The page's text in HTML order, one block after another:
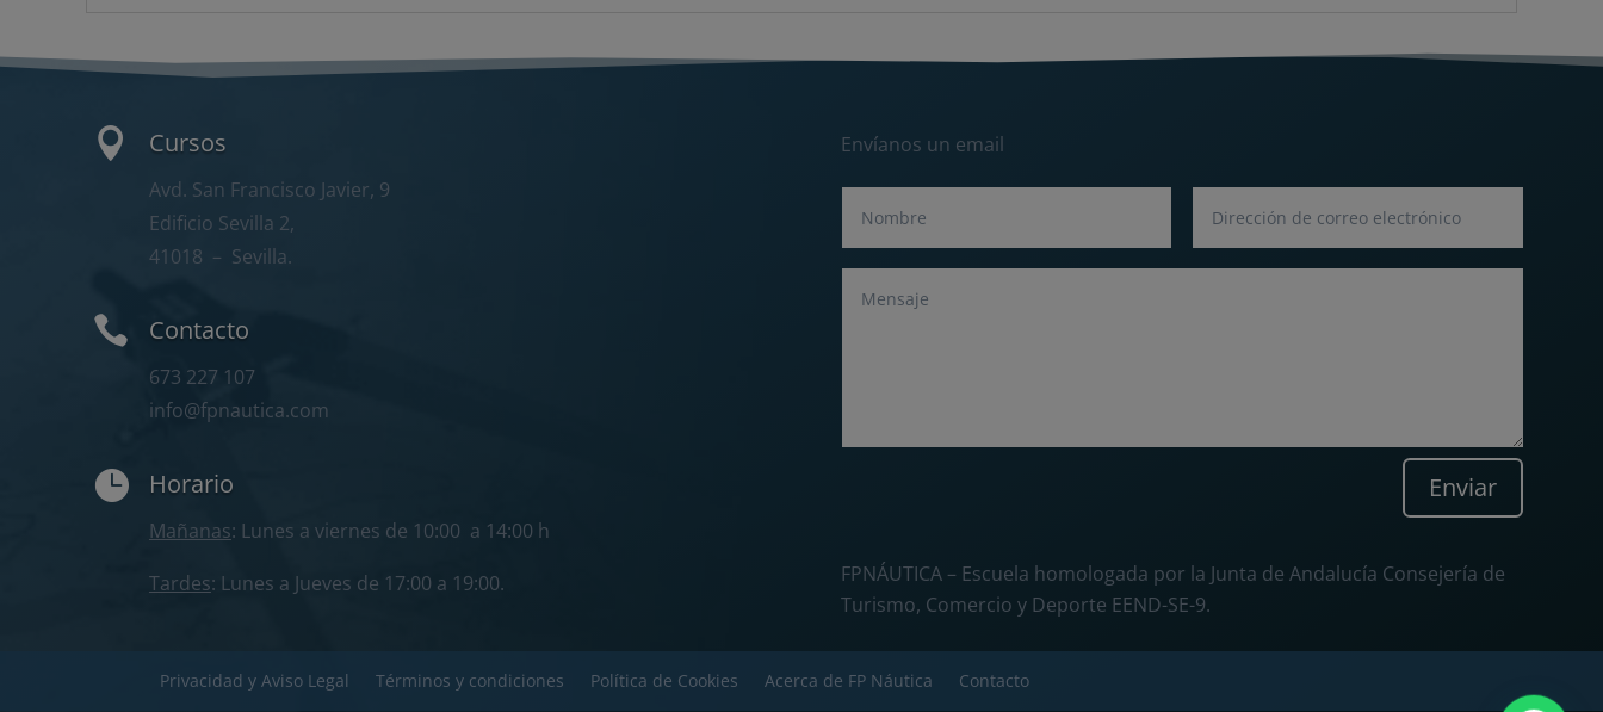
 Cursos
Avd. San Francisco Javier, 9
Edificio Sevilla 2,
41018 – Sevilla.
 Contacto
673 227 107
info@fpnautica.com
 Horario
Mañanas: Lunes a viernes de 10:00 a 14:00 h
Tardes: Lunes a Jueves de 17:00 a 19:00.
Envíanos un email
Enviar
FPNÁUTICA – Escuela homologada por la Junta de Andalucía Consejería de
Turismo, Comercio y Deporte EEND-SE-9.
Privacidad y Aviso Legal Términos y condiciones Política de Cookies Acerca de FP Náutica Contacto